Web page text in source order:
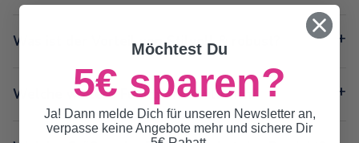
Was ist der Vorteil von Stilvoll & robust?
Welche weitere Funktion ist hilfreich?
Möchtest Du
5€ sparen?
Ja! Dann melde Dich für unseren Newsletter an,
verpasse keine Angebote mehr und sichere Dir